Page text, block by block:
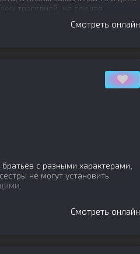
трагедией, не слушая
Смотреть онлайн
с разными характерами,
не могут установить
Смотреть онлайн